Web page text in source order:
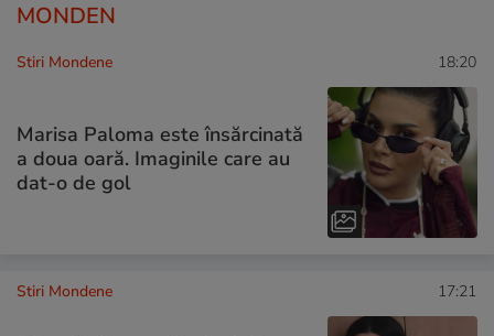
MONDEN
Stiri Mondene 18:20
Marisa Paloma este însărcinată
a doua oară. Imaginile care au
dat-o de gol
Stiri Mondene 17:21